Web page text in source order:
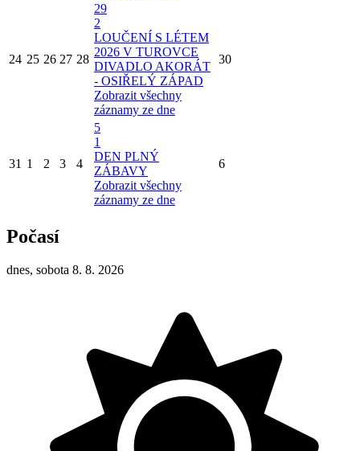
24 25 26 27 28
29
2
LOUČENÍ S LÉTEM
2026 V TUROVCE
DIVADLO AKORÁT
- OSIŘELÝ ZÁPAD
Zobrazit všechny
záznamy ze dne
30
31 1 2 3 4
5
1
DEN PLNÝ
ZÁBAVY
Zobrazit všechny
záznamy ze dne
6
Počasí
dnes, sobota 8. 8. 2026